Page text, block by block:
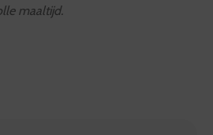
maaltijd.